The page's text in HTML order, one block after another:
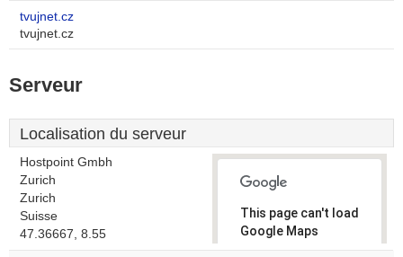
tvujnet.cz
tvujnet.cz
Serveur
Localisation du serveur
Hostpoint Gmbh
Zurich
Zurich
Suisse
47.36667, 8.55
This page can't load
Google Maps
correctly.